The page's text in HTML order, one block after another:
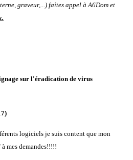
graveur,...) faites appel à A6Dom et
sur l'éradication de virus
logiciels je suis content que mon
mes demandes!!!!!